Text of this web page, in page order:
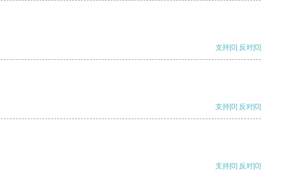
支持[0] 反对[0]
支持[0] 反对[0]
支持[0] 反对[0]